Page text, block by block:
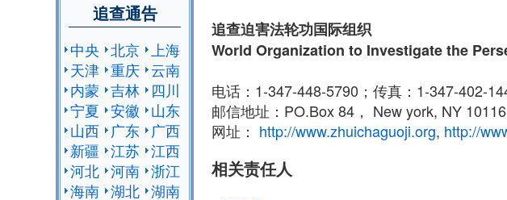
追查通告
中央 北京 上海
天津 重庆 云南
内蒙 吉林
四川
宁夏 安徽
山东
山西
广东
广西
新疆 江苏 江西
河北 河南 浙江
海南 湖北 湖南
追查迫害法轮功国际组织
World Organization to Investigate the
电话：1-347-448-5790；传真：1-347-402-
邮信地址：PO.Box 84， New york, NY 10116
网址： http://www.zhuichaguoji.org, http://
相关责任人